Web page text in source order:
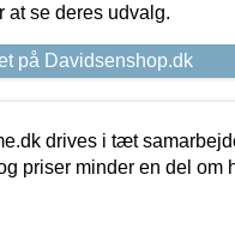
at se deres udvalg.
på Davidsenshop.dk
drives i tæt
priser minder en del om